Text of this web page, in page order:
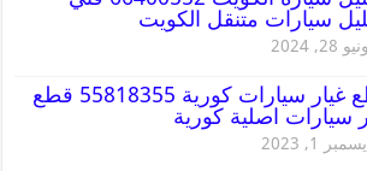
سيارات متنقل الكويت
28, 2024
قطع غيار سيارات كورية 55818355 قطع
سيارات اصلية كورية
1, 2023